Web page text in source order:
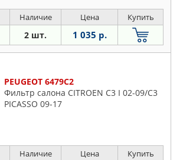
Наличие Цена Купить
2 шт. 1 035 р.
PEUGEOT 6479C2
Фильтр салона CITROEN C3 I 02-09/С3
PICASSO 09-17
Наличие Цена Купить